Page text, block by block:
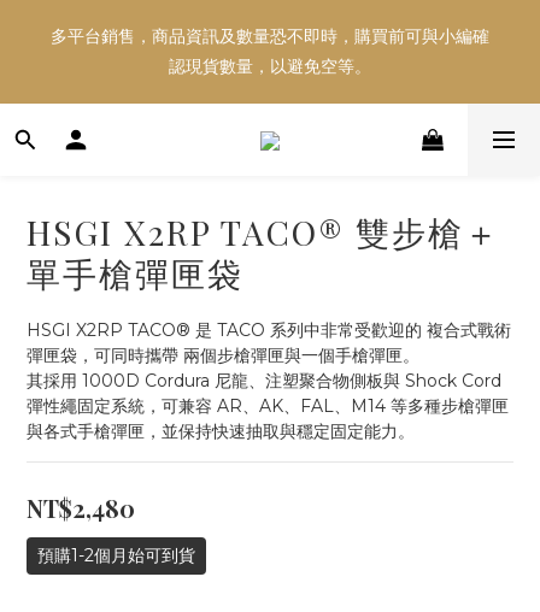
多平台銷售，商品資訊及數量恐不即時，購買前可與小編確
認現貨數量，以避免空等。
多平台銷售，商品資訊及數量恐不即時，購買前可與小編確
認現貨數量，以避免空等。
好東西跟好朋友分享～推薦好友一同享100元購物金！！！
多平台銷售，商品資訊及數量恐不即時，購買前可與小編確
認現貨數量，以避免空等。
HSGI X2RP TACO® 雙步槍＋
單手槍彈匣袋
HSGI X2RP TACO® 是 TACO 系列中非常受歡迎的 複合式戰術
彈匣袋，可同時攜帶 兩個步槍彈匣與一個手槍彈匣。
其採用 1000D Cordura 尼龍、注塑聚合物側板與 Shock Cord
彈性繩固定系統，可兼容 AR、AK、FAL、M14 等多種步槍彈匣
與各式手槍彈匣，並保持快速抽取與穩定固定能力。
NT$2,480
預購1-2個月始可到貨